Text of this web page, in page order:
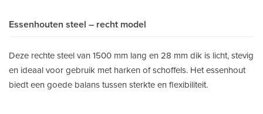
Essenhouten steel – recht model
Deze rechte steel van 1500 mm lang en 28 mm dik is licht, stevig
en ideaal voor gebruik met harken of schoffels. Het essenhout
biedt een goede balans tussen sterkte en flexibiliteit.